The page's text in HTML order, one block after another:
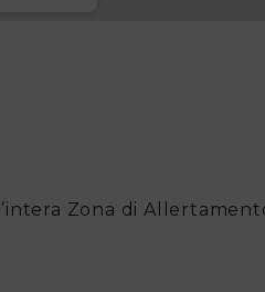
Zona di